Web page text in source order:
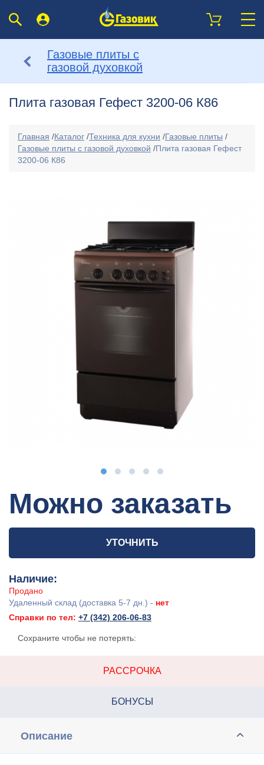
Газовые плиты с
газовой духовкой
Плита газовая Гефест 3200-06 К86
Главная /Каталог /Техника для кухни /Газовые плиты /
Газовые плиты с газовой духовкой /Плита газовая Гефест
3200-06 К86
Можно заказать
УТОЧНИТЬ
Наличие:
Продано
Удаленный склад (доставка 5-7 дн.) - нет
Справки по тел: +7 (342) 206-06-83
Сохраните чтобы не потерять:
РАССРОЧКА
БОНУСЫ
Описание